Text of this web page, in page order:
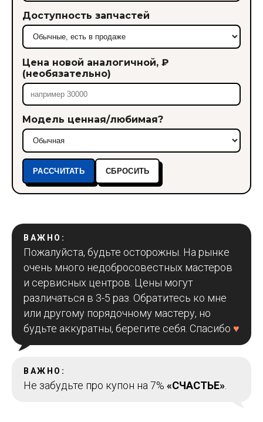
ВАЖНО:
Пожалуйста, будьте осторожны. На рынке
очень много недобросовестных мастеров
и сервисных центров. Цены могут
различаться в 3-5 раз. Обратитесь ко мне
или другому порядочному мастеру, но
будьте аккуратны, берегите себя. Спасибо ♥
ВАЖНО:
Не забудьте про купон на 7% «СЧАСТЬЕ»